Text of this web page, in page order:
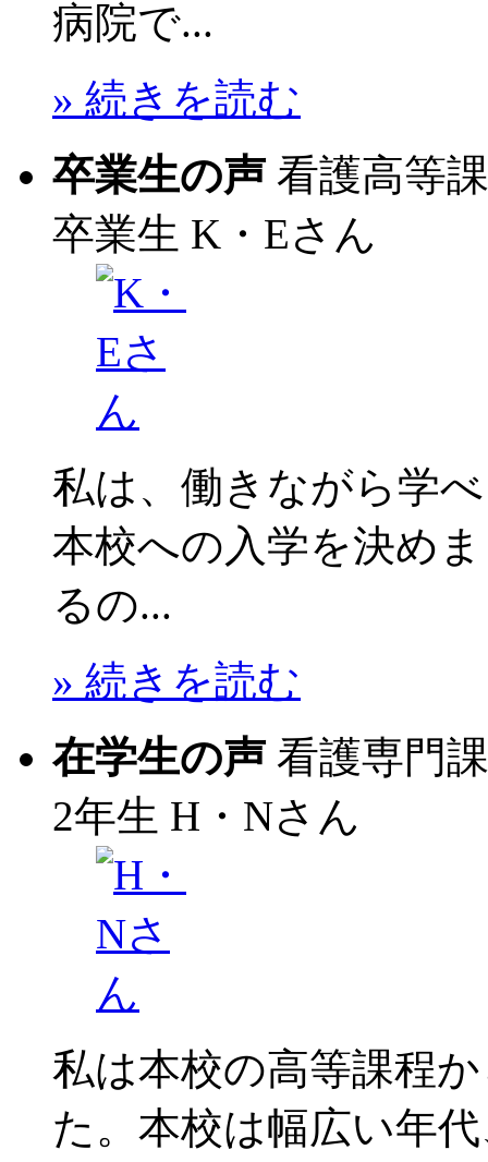
病院で...
» 続きを読む
卒業生の声 看護高等
卒業生 K・Eさん
私は、働きながら学
本校への入学を決め
るの...
» 続きを読む
在学生の声 看護専門
2年生 H・Nさん
私は本校の高等課程
た。本校は幅広い年